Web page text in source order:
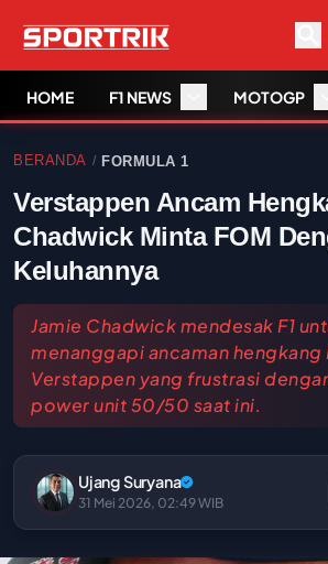
HOME F1 NEWS MOTOGP
BERANDA / FORMULA 1
Verstappen Ancam
Chadwick Minta FOM
Keluhannya
Jamie Chadwick mendesak F1
menanggapi ancaman hengkang
Verstappen yang frustrasi
power unit 50/50 saat ini.
Ujang Suryana
31 Mei 2026, 02:49 WIB